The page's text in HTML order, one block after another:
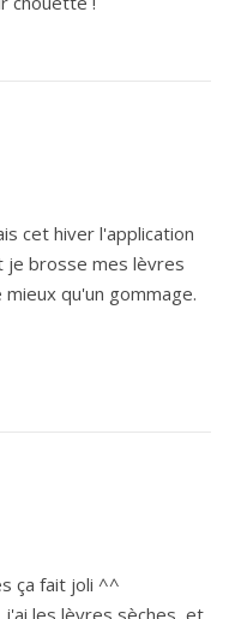
cet hiver l'application
je brosse mes lèvres
qu'un gommage.
ça fait joli ^^
les lèvres sèches, et